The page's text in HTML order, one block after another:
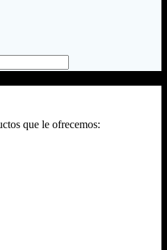
que le ofrecemos: